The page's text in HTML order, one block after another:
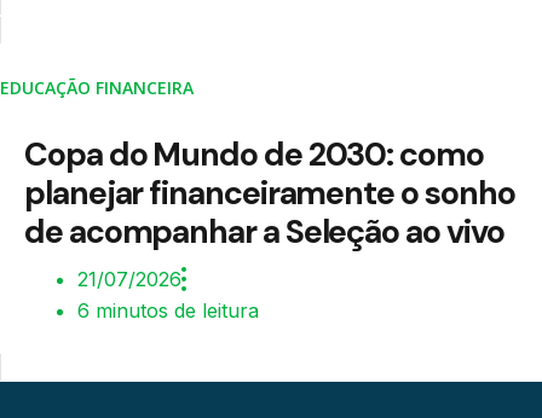
EDUCAÇÃO FINANCEIRA
Copa do Mundo de 2030: como
planejar financeiramente o sonho
de acompanhar a Seleção ao vivo
21/07/2026
6 minutos de leitura